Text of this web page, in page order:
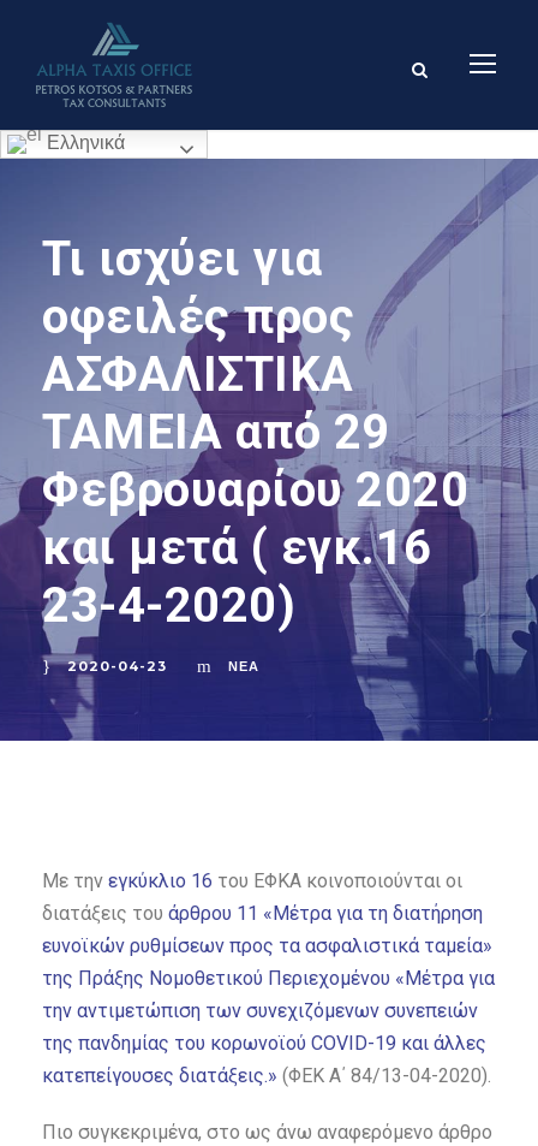
Ελληνικά
Τι ισχύει για
οφειλές προς
ΑΣΦΑΛΙΣΤΙΚΑ
ΤΑΜΕΙΑ από 29
Φεβρουαρίου 2020
και μετά ( εγκ.16
23-4-2020)
2020-04-23 ΝΈΑ
Με την εγκύκλιο 16 του ΕΦΚΑ κοινοποιούνται οι
διατάξεις του άρθρου 11 «Μέτρα για τη διατήρηση
ευνοϊκών ρυθμίσεων προς τα ασφαλιστικά ταμεία»
της Πράξης Νομοθετικού Περιεχομένου «Μέτρα για
την αντιμετώπιση των συνεχιζόμενων συνεπειών
της πανδημίας του κορωνοϊού COVID-19 και άλλες
κατεπείγουσες διατάξεις.» (ΦΕΚ Α΄ 84/13-04-2020).
Πιο συγκεκριμένα, στο ως άνω αναφερόμενο άρθρο